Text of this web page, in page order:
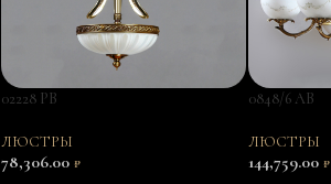
02228 PB
ЛЮСТРЫ
78,306.00 ₽
0848/6 AB
ЛЮСТРЫ
144,759.00 ₽